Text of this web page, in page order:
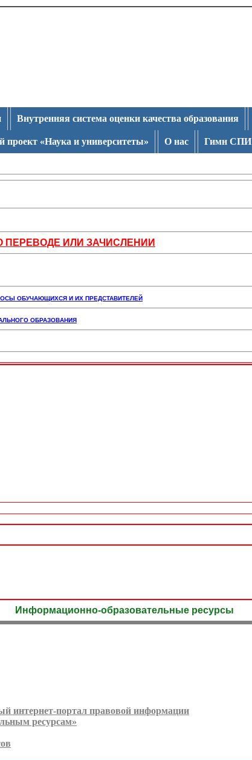
Внутренняя система оценки качества образования
проект «Наука и университеты» О нас Гимн СПИ
ИЛИ ЗАЧИСЛЕНИИ
ОБУЧАЮЩИХСЯ И ИХ ПРЕДСТАВИТЕЛЕЙ
ОБРАЗОВАНИЯ
Информационно-образовательные ресурсы
интернет-портал правовой информации
ресурсам»